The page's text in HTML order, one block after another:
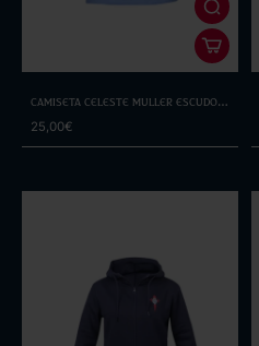
Camiseta Celeste Muller Escudo
Branco
25,00€